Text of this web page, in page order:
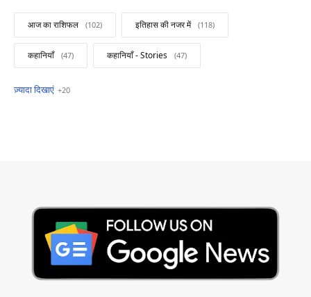
आज का राशिफल इतिहास की नजर में
कहानियाँ कहानियाँ - Stories
खबरें फटाफट
Hindi Stories International
Jobs and Education Lifestyle
Monthly Current Affairs National